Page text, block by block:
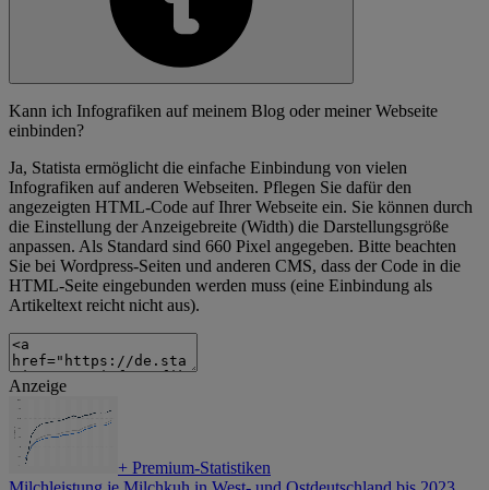
Kann ich Infografiken auf meinem Blog oder meiner Webseite
einbinden?
Ja, Statista ermöglicht die einfache Einbindung von vielen
Infografiken auf anderen Webseiten. Pflegen Sie dafür den
angezeigten HTML-Code auf Ihrer Webseite ein. Sie können durch
die Einstellung der Anzeigebreite (Width) die Darstellungsgröße
anpassen. Als Standard sind 660 Pixel angegeben. Bitte beachten
Sie bei Wordpress-Seiten und anderen CMS, dass der Code in die
HTML-Seite eingebunden werden muss (eine Einbindung als
Artikeltext reicht nicht aus).
Anzeige
+ Premium-Statistiken